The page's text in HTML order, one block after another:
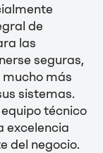
de
las
seguras,
más
sistemas.
técnico
excelencia
del negocio.